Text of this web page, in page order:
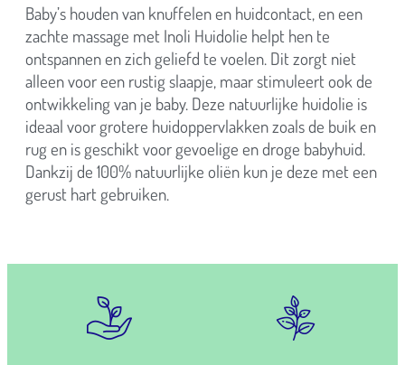
Baby’s houden van knuffelen en huidcontact, en een
zachte massage met Inoli Huidolie helpt hen te
ontspannen en zich geliefd te voelen. Dit zorgt niet
alleen voor een rustig slaapje, maar stimuleert ook de
ontwikkeling van je baby. Deze natuurlijke huidolie is
ideaal voor grotere huidoppervlakken zoals de buik en
rug en is geschikt voor gevoelige en droge babyhuid.
Dankzij de 100% natuurlijke oliën kun je deze met een
gerust hart gebruiken.